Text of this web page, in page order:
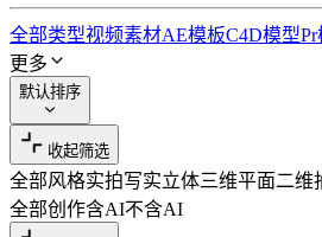
全部类型视频素材AE模板C4D模型Pr
更多
默认排序
收起筛选
全部风格实拍写实立体三维平面二维
全部创作含AI不含AI